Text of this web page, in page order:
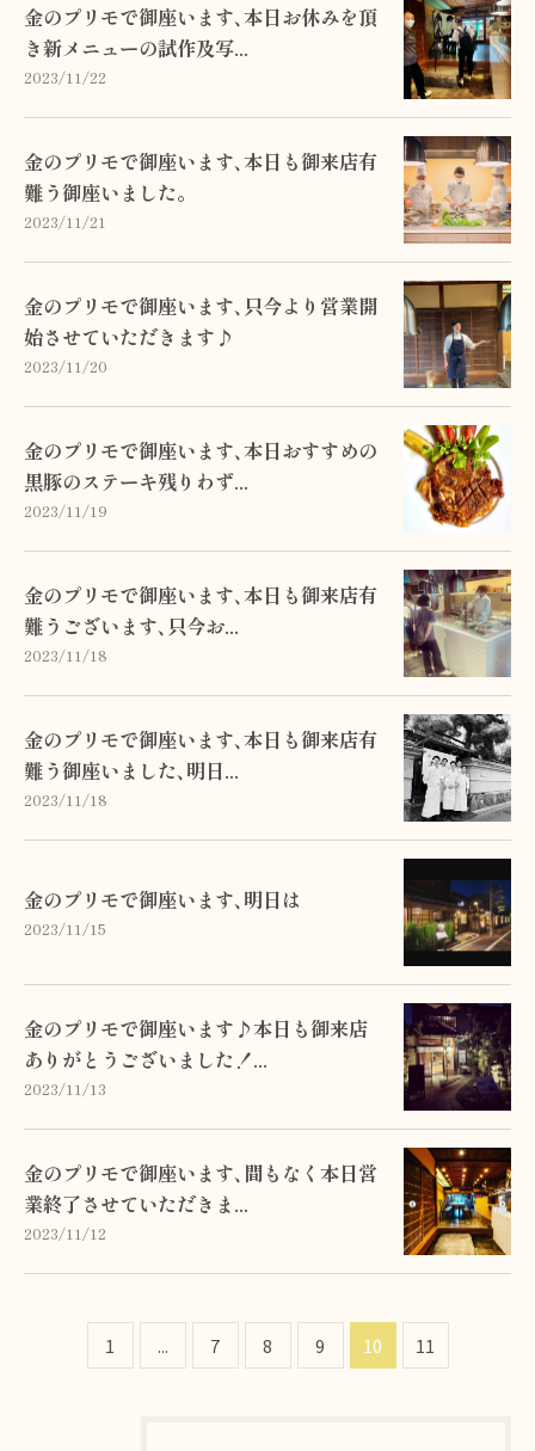
金のプリモで御座います､本日お休みを頂
き新メニューの試作及写...
2023/11/22
金のプリモで御座います､本日も御来店有
難う御座いました。
2023/11/21
金のプリモで御座います､只今より営業開
始させていただきます♪
2023/11/20
金のプリモで御座います､本日おすすめの
黒豚のステーキ残りわず...
2023/11/19
金のプリモで御座います､本日も御来店有
難うございます､只今お...
2023/11/18
金のプリモで御座います､本日も御来店有
難う御座いました､明日...
2023/11/18
金のプリモで御座います､明日は
2023/11/15
金のプリモで御座います♪本日も御来店
ありがとうございました！...
2023/11/13
金のプリモで御座います､間もなく本日営
業終了させていただきま...
2023/11/12
1 ... 7 8 9 10 11